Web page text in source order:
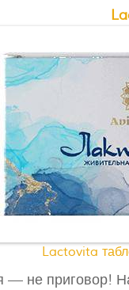
Lactovita
— не приговор!